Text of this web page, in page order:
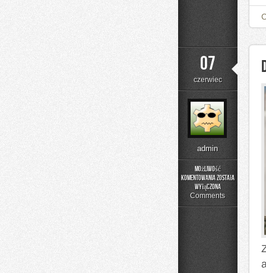
07
czerwiec
admin
Możliwość
komentowania
Domowe
została
wyłączona
Comments